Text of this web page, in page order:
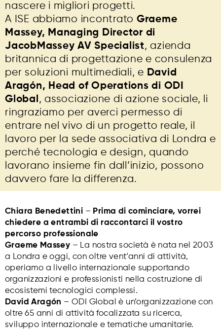
nascere i migliori progetti.
A ISE abbiamo incontrato Graeme
Massey, Managing Director di
JacobMassey AV Specialist, azienda
britannica di progettazione e consulenza
per soluzioni multimediali, e David
Aragón, Head of Operations di ODI
Global , associazione di azione sociale, li
ringraziamo per averci permesso di
entrare nel vivo di un progetto reale, il
lavoro per la sede associativa di Londra e
perché tecnologia e design, quando
lavorano insieme fin dall’inizio, possono
davvero fare la differenza.
Chiara Benedettini – Prima di cominciare, vorrei
chiedere a entrambi di raccontarci il vostro
percorso professionale
Graeme Massey – La nostra società è nata nel 2003
a Londra e oggi, con oltre vent’anni di attività,
operiamo a livello internazionale supportando
organizzazioni e professionisti nella costruzione di
ecosistemi tecnologici complessi.
David Aragón – ODI Global è un’organizzazione con
oltre 65 anni di attività focalizzata su ricerca,
sviluppo internazionale e tematiche umanitarie.